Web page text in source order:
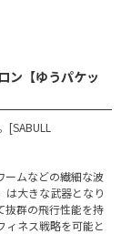
ン【ゆうパケッ
[SABULL
ームなどの繊細な波
は大きな武器となり
抜群の飛行性能を持
ィネス戦略を可能と